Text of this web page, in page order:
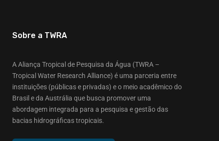
Sobre a TWRA
A Aliança Tropical de Pesquisa da Água (TWRA –
Tropical Water Research Alliance) é uma parceria entre
instituições (públicas e privadas) e o meio acadêmico do
Brasil e da Austrália que busca promover uma
abordagem integrada para a pesquisa e gestão das
bacias hidrográficas tropicais.